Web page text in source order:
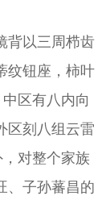
背以三周栉齿
纹钮座，柿叶
区有八内向
区刻八组云雷
对整个家族
、子孙蕃昌的